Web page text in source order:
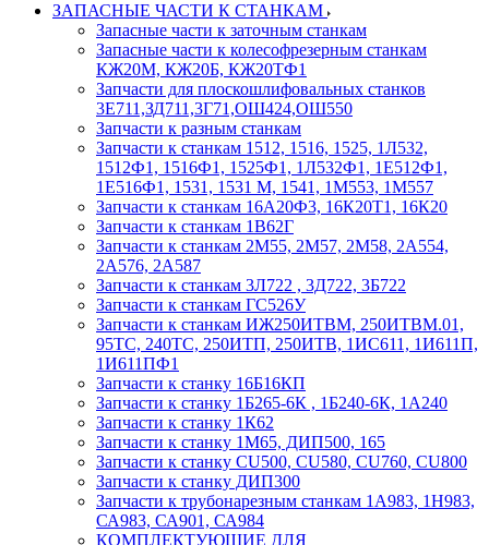
ЗАПАСНЫЕ ЧАСТИ К СТАНКАМ
Запасные части к заточным станкам
Запасные части к колесофрезерным станкам
КЖ20М, КЖ20Б, КЖ20ТФ1
Запчасти для плоскошлифовальных станков
3Е711,ЗД711,3Г71,ОШ424,ОШ550
Запчасти к разным станкам
Запчасти к станкам 1512, 1516, 1525, 1Л532,
1512Ф1, 1516Ф1, 1525Ф1, 1Л532Ф1, 1Е512Ф1,
1Е516Ф1, 1531, 1531 М, 1541, 1М553, 1М557
Запчасти к станкам 16А20Ф3, 16К20Т1, 16К20
Запчасти к станкам 1В62Г
Запчасти к станкам 2М55, 2М57, 2М58, 2А554,
2А576, 2А587
Запчасти к станкам 3Л722 , 3Д722, 3Б722
Запчасти к станкам ГС526У
Запчасти к станкам ИЖ250ИТВМ, 250ИТВМ.01,
95ТС, 240ТС, 250ИТП, 250ИТВ, 1ИС611, 1И611П,
1И611ПФ1
Запчасти к станку 16Б16КП
Запчасти к станку 1Б265-6К , 1Б240-6К, 1А240
Запчасти к станку 1К62
Запчасти к станку 1М65, ДИП500, 165
Запчасти к станку CU500, CU580, CU760, CU800
Запчасти к станку ДИП300
Запчасти к трубонарезным станкам 1А983, 1Н983,
СА983, СА901, СА984
КОМПЛЕКТУЮЩИЕ ДЛЯ